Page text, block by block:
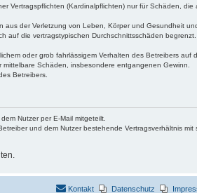
(Kardinalpflichten) nur für Schäden,
der Verletzung von Leben, Körper und Gesundheit
die vertragstypischen Durchschnittsschäden
oder grob fahrlässigem Verhalten des Betreibers auf
Schäden, insbesondere entgangenen Gewinn.
Betreibers.
Nutzer per E-Mail mitgeteilt.
und dem Nutzer bestehende Vertragsverhältnis mit
Datenschutz
Kontakt